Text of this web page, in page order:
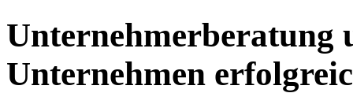
Unternehmerberatung
Unternehmen